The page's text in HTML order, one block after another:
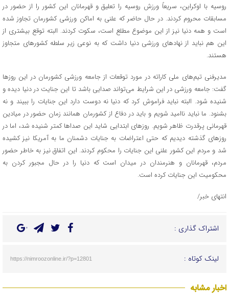
روسیه با اوکراین، سریعاً ورزش روسیه را تعلیق و قهرمانان این کشور را از حضور در
مسابقات محروم کردند. در حال حاضر که علنی به اماکن ورزشی کشورمان تجاوز شده
است و همه دنیا نیز از این موضوع مطلع است، سکوت کردند. البته توقع بیشتری از
این هم نباید از نهادهای ورزشی دنیا داشت که به نوعی زیر سلطه کشورهای متجاوز
هستند.
مدیرفنی تیم‌های ملی کاراته در مورد توقعات از جامعه ورزشی کشورمان در این روزها
گفت: جامعه ورزشی در این شرایط می‌تواند صدایی باشد تا این جنایت در دنیا دیده و
شنیده شود. البته نباید فراموش کرد که دنیا نه دوست دارد این جنایات را ببیند و نه
بشنود. ما نباید ناامید شویم و باید در دفاع از کشورمان همانند زمان حضور در میادین
قهرمانی پرقدرت ظاهر شویم. روزهای ابتدایی شاید این صداها کمتر شنیده شد، اما در
روزهای گذشته دیدیم که حتی اعتراضات به جنایات دشمنان ما به آمریکا نیز کشیده
شد و مردم این کشور علنی این جنایات را محکوم کردند. این اتفاق نیز به خاطر حضور
مردم، قهرمانان و هنرمندان در میدان است که دنیا را در حال مجبور کردن به
محکومیت این جنایات کرده است.
انتهای خبر/
اشتراک گذاری :
لینک کوتاه : https://nimroozonline.ir/?p=12801
اخبار مشابه